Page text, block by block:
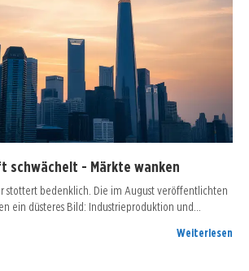
schwächelt - Märkte wanken
stottert bedenklich. Die im August veröffentlichten
ein düsteres Bild: Industrieproduktion und…
Weiterlesen